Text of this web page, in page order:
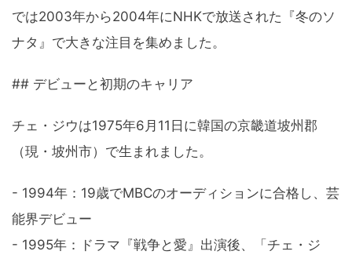
では2003年から2004年にNHKで放送された『冬のソ
ナタ』で大きな注目を集めました。
## デビューと初期のキャリア
チェ・ジウは1975年6月11日に韓国の京畿道坡州郡
（現・坡州市）で生まれました。
- 1994年：19歳でMBCのオーディションに合格し、芸
能界デビュー
- 1995年：ドラマ『戦争と愛』出演後、「チェ・ジ